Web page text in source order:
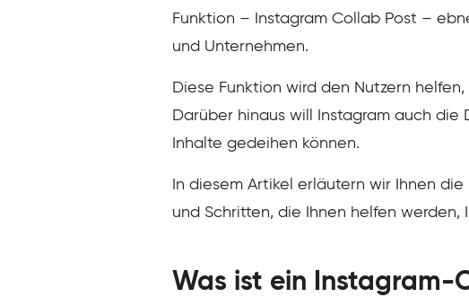
Funktion – Instagram Collab Post –
und Unternehmen.
Diese Funktion wird den Nutzern
Darüber hinaus will Instagram auch
Inhalte gedeihen können.
In diesem Artikel erläutern wir Ihnen
und Schritten, die Ihnen helfen werden,
Was ist ein Instagram-